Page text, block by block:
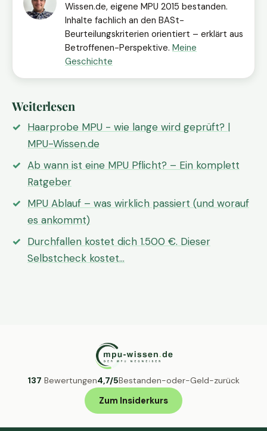
Wissen.de, eigene MPU 2015 bestanden.
Inhalte fachlich an den BASt-
Beurteilungskriterien orientiert – erklärt aus
Betroffenen-Perspektive. Meine
Geschichte
Weiterlesen
Haarprobe MPU - wie lange wird geprüft? |
MPU-Wissen.de
Ab wann ist eine MPU Pflicht? – Ein komplett
Ratgeber
MPU Ablauf – was wirklich passiert (und worauf
es ankommt)
Durchfallen kostet dich 1.500 €. Dieser
Selbstcheck kostet…
137 Bewertungen4,7/5Bestanden-oder-Geld-zurück
Zum Insiderkurs